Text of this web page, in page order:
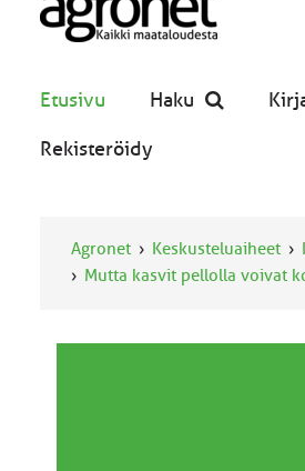
Etusivu Haku
Rekisteröidy
Agronet Keskusteluaiheet
Mutta kasvit pellolla voivat